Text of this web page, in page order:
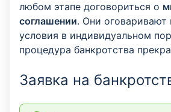
любом этапе договориться о
соглашении. Они
условия в индивидуальном
процедура банкротства
Заявка на